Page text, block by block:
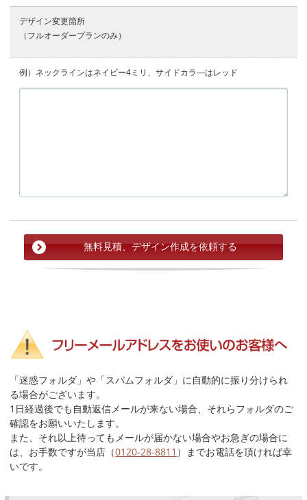
デザイン変更箇所
（フルオーダープランのみ）
例）ネックラインはネイビー4ミリ、サイドカラ―はレッド
「迷惑フォルダ」や「スパムフォルダ」に自動的に振り分けられ
る場合がございます。
1日経過後でも自動返信メールが来ない場合、それらフォルダのご
確認をお願いいたします。
また、それ以上待ってもメールが届かない場合やお急ぎの場合に
は、お手数ですが当店（0120-28-8811 ）までお電話を頂ければ幸
いです。